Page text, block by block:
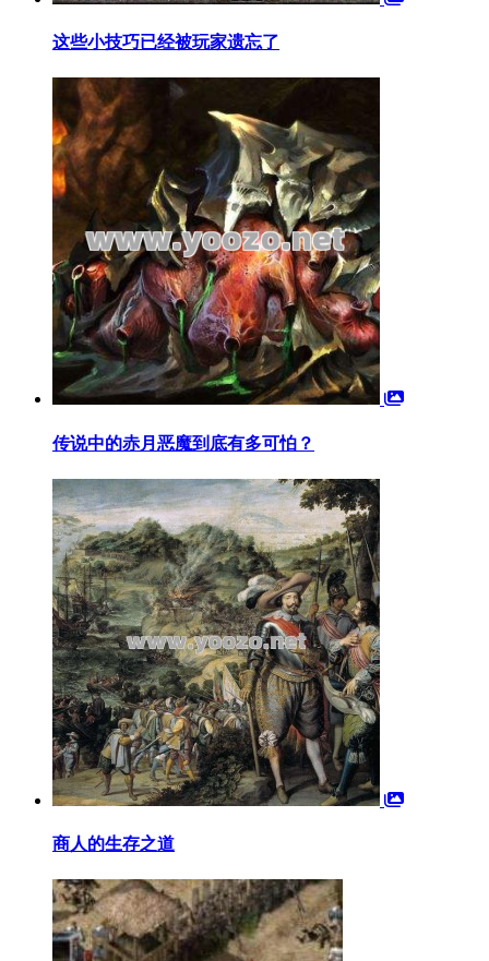
这些小技巧已经被玩家遗忘了
传说中的赤月恶魔到底有多可怕？
商人的生存之道